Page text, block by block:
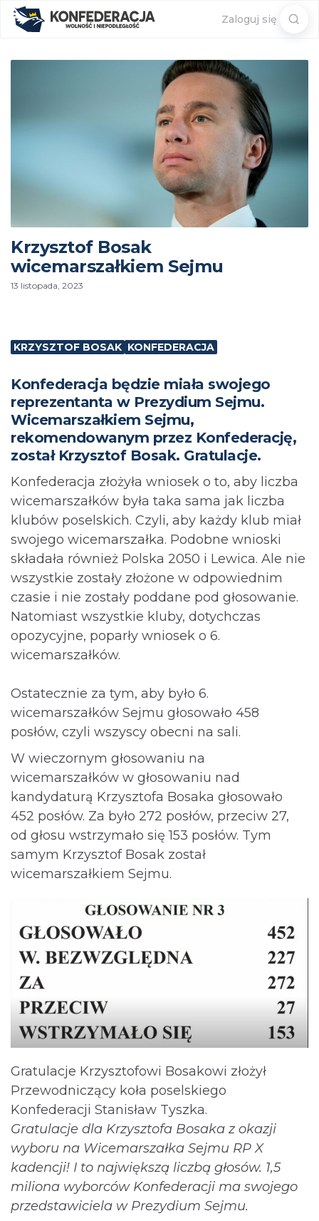
Zaloguj się
Krzysztof Bosak
wicemarszałkiem Sejmu
13 listopada, 2023
KRZYSZTOF BOSAK KONFEDERACJA
Konfederacja będzie miała swojego
reprezentanta w Prezydium Sejmu.
Wicemarszałkiem Sejmu,
rekomendowanym przez Konfederację,
został Krzysztof Bosak. Gratulacje.
Konfederacja złożyła wniosek o to, aby liczba
wicemarszałków była taka sama jak liczba
klubów poselskich. Czyli, aby każdy klub miał
swojego wicemarszałka. Podobne wnioski
składała również Polska 2050 i Lewica. Ale nie
wszystkie zostały złożone w odpowiednim
czasie i nie zostały poddane pod głosowanie.
Natomiast wszystkie kluby, dotychczas
opozycyjne, poparły wniosek o 6.
wicemarszałków.
Ostatecznie za tym, aby było 6.
wicemarszałków Sejmu głosowało 458
posłów, czyli wszyscy obecni na sali.
W wieczornym głosowaniu na
wicemarszałków w głosowaniu nad
kandydaturą Krzysztofa Bosaka głosowało
452 posłów. Za było 272 posłów, przeciw 27,
od głosu wstrzymało się 153 posłów. Tym
samym Krzysztof Bosak został
wicemarszałkiem Sejmu.
Gratulacje Krzysztofowi Bosakowi złożył
Przewodniczący koła poselskiego
Konfederacji Stanisław Tyszka.
Gratulacje dla Krzysztofa Bosaka z okazji
wyboru na Wicemarszałka Sejmu RP X
kadencji! I to największą liczbą głosów. 1,5
miliona wyborców Konfederacji ma swojego
przedstawiciela w Prezydium Sejmu.